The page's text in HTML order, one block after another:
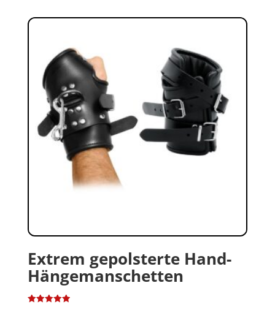
Extrem gepolsterte Hand-
Hängemanschetten